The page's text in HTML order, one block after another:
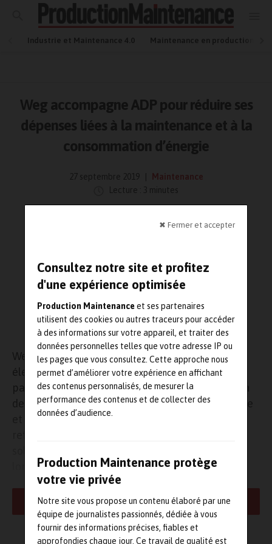
✖ Fermer et accepter
Consultez notre site et profitez
d'une expérience optimisée
Production Maintenanceet ses partenaires
utilisent des cookies ou autres traceurs pour accéder
à des informations sur votre appareil, et traiter des
données personnelles telles que votre adresse IP ou
les pages que vous consultez. Cette approche nous
permet d’améliorer votre expérience en affichant
des contenus personnalisés, de mesurer la
performance des contenus et de collecter des
données d’audience.
Production Maintenance protège
votre vie privée
Notre site vous propose un contenu élaboré par une
équipe de journalistes passionnés, dédiée à vous
fournir des informations précises, fiables et
approfondies chaque jour. Ce travail de qualité est
Industrie et Maintenance 4.0 Maintenance en production
Weg accompagne ADP pour réduire ses
dépenses liées à la maintenance et à la
consommation d’énergie
27 septembre 2019
Maintenance
Lecture : 3 minutes
Weg, fournisseur mondial d’équipements
électriques et de solutions d’automatisation, en
partenariat avec Jacir, spécialiste en fabrication
de tours de refroidissement (TAR) pour l’industrie
et la climatisation a équipé les tours de
longue date de Weg, a préconisé l’installation de
cinq moteurs électriques WMagnet en
remplacement des motoréducteurs utilisés jusque
là afin de répondre à la problématique de panne
et de coût de maintenance des tours de
LIRE LA SUITE